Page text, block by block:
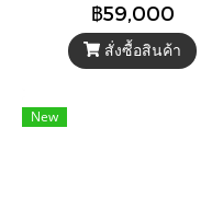
โบราณบานเรียบแต่งลายแกะ
สลักที่วงกบ
฿59,000
สั่งซื้อสินค้า
New